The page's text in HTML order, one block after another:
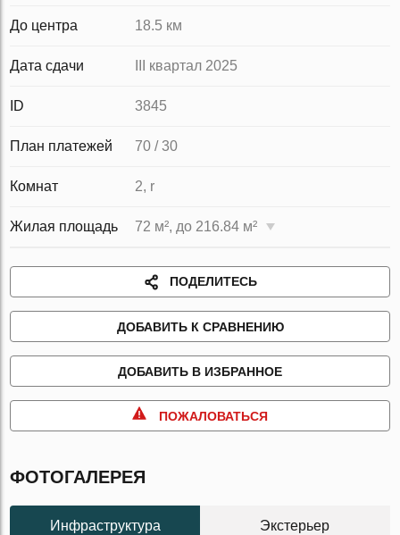
До центра 18.5 км
Дата сдачи III квартал 2025
ID 3845
План платежей 70 / 30
Комнат 2, r
Жилая площадь 72 м², до 216.84 м²
ПОДЕЛИТЕСЬ
ДОБАВИТЬ К СРАВНЕНИЮ
ДОБАВИТЬ В ИЗБРАННОЕ
ПОЖАЛОВАТЬСЯ
ФОТОГАЛЕРЕЯ
Инфраструктура Экстерьер